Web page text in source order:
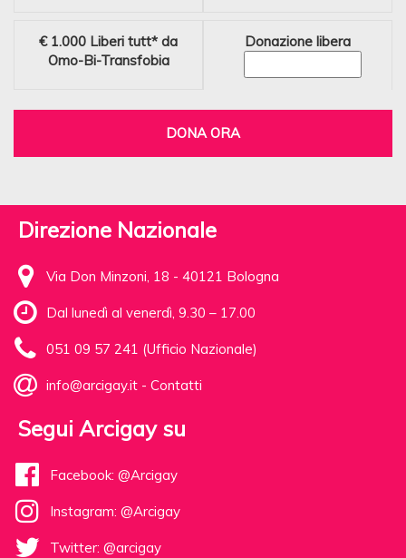
€ 1.000 Liberi tutt* da
Omo-Bi-Transfobia
Donazione libera
DONA ORA
Direzione Nazionale
Via Don Minzoni, 18 - 40121 Bologna
Dal lunedì al venerdì, 9.30 – 17.00
051 09 57 241 (Ufficio Nazionale)
info@arcigay.it - Contatti
Segui Arcigay su
Facebook: @Arcigay
Instagram: @Arcigay
Twitter: @arcigay